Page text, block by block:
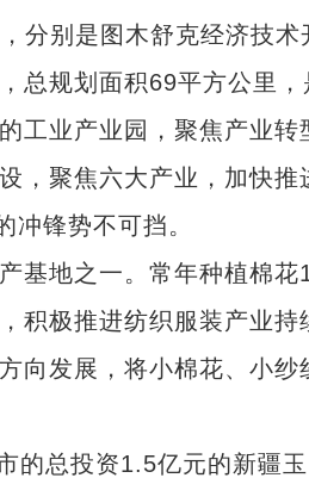
别是图木舒克经济技术
总规划面积69平方公里，
业产业园，聚焦产业转
，聚焦六大产业，加快推
冲锋势不可挡。
地之一。常年种植棉花
积极推进纺织服装产业持
向发展，将小棉花、小纱
总投资1.5亿元的新疆玉